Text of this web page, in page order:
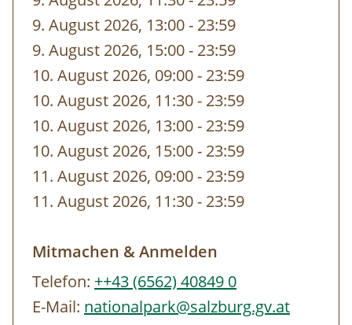
gebuchten Zeit von unseren
MitarbeiterInnen vor dem Eingang abgeholt.
9. August 2026, 13:00- bis
23:59
9. August 2026, 15:00- bis
23:59
10. August 2026, 09:00- bis
23:59
10. August 2026, 11:30- bis
23:59
10. August 2026, 13:00- bis
23:59
10. August 2026, 15:00- bis
23:59
11. August 2026, 09:00- bis
23:59
11. August 2026, 11:30- bis
23:59
Mitmachen & Anmelden
Telefon: ++43 (6562) 40849 0
E-Mail: nationalpark@salzburg.gv.at